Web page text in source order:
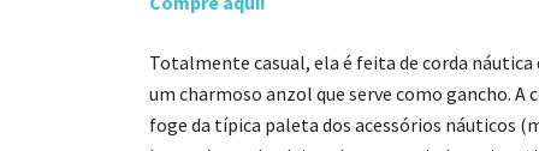
Totalmente casual, ela é feita de corda náutica
um charmoso anzol que serve como gancho. A
foge da típica paleta dos acessórios náuticos